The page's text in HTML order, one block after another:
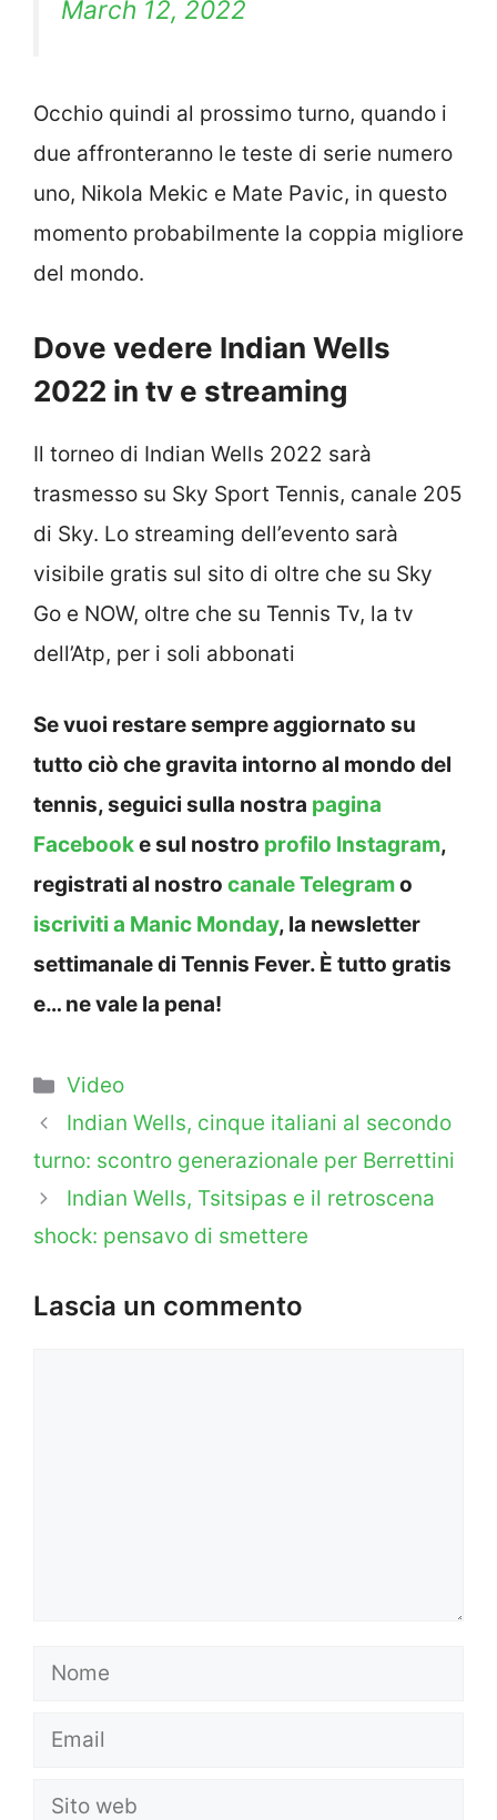
March 12, 2022
Occhio quindi al prossimo turno, quando i
due affronteranno le teste di serie numero
uno, Nikola Mekic e Mate Pavic, in questo
momento probabilmente la coppia migliore
del mondo.
Dove vedere Indian Wells
2022 in tv e streaming
Il torneo di Indian Wells 2022 sarà
trasmesso su Sky Sport Tennis, canale 205
di Sky. Lo streaming dell’evento sarà
visibile gratis sul sito di oltre che su Sky
Go e NOW, oltre che su Tennis Tv, la tv
dell’Atp, per i soli abbonati
Se vuoi restare sempre aggiornato su
tutto ciò che gravita intorno al mondo del
tennis, seguici sulla nostra pagina
Facebooke sul nostro profilo Instagram,
registrati al nostro canale Telegramo
iscriviti a Manic Monday, la newsletter
settimanale di Tennis Fever. È tutto gratis
e… ne vale la pena!
Categorie
Video
Indian Wells, cinque italiani al secondo
turno: scontro generazionale per Berrettini
Indian Wells, Tsitsipas e il retroscena
shock: pensavo di smettere
Lascia un commento
Nome
Email
Sito